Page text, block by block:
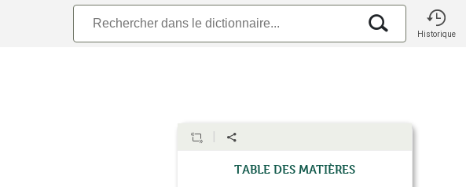
Historique
Table des matières